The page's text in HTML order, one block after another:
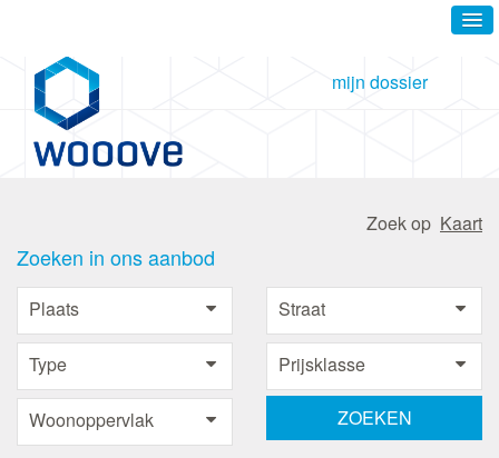
mijn dossier
Zoek op Kaart
Zoeken in ons aanbod